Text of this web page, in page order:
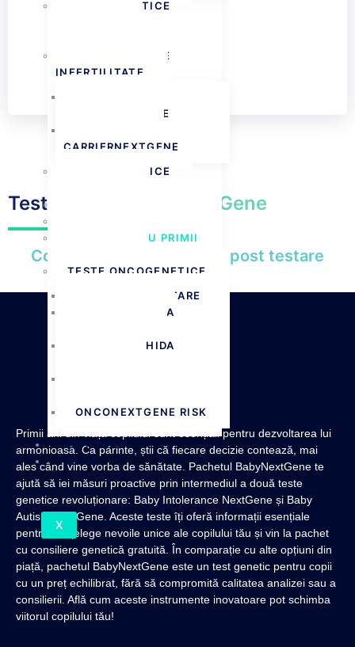
TESTE GENETICE
TESTE GENETICE
INFERTILITATE
FERTILNEXTGENE
CARRIERNEXTGENE
TESTE GENETICE
TESTE PENTRU PRIMII
TESTE ONCOGENETICE
CANCERE EREDITARE
BIOPSIE LICHIDA
BIOPSIE LICHIDA
ONCONEXTGENE RISK
CONTACT
BLOG
X
Test Genetic BabyNextGene
Consiliere genetică pre și post testare
GRATUITĂ.
Primii ani din viața copilului sunt esențiali pentru dezvoltarea lui
armonioasă. Ca părinte, știi că fiecare decizie contează, mai
ales când vine vorba de sănătate. Pachetul BabyNextGene te
ajută să iei măsuri proactive prin intermediul a două teste
genetice revoluționare: Baby Intolerance NextGene și Baby
Autism NextGene. Aceste teste îți oferă informații esențiale
pentru a înțelege nevoile unice ale copilului tău și vin la pachet
cu consiliere genetică gratuită. În comparație cu alte opțiuni din
piață, pachetul BabyNextGene este un test genetic pentru copii
cu un preț echilibrat, fără să compromită calitatea analizei sau a
consilierii. Află cum aceste instrumente inovatoare pot schimba
viitorul copilului tău!